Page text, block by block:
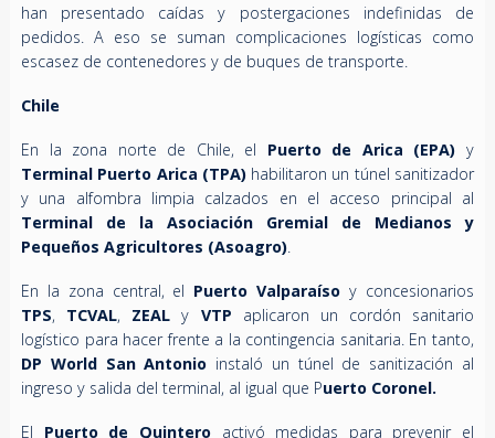
han presentado caídas y postergaciones indefinidas de
pedidos. A eso se suman complicaciones logísticas como
escasez de contenedores y de buques de transporte.
Chile
En la zona norte de Chile, el Puerto de Arica (EPA) y
Terminal Puerto Arica (TPA)habilitaron un túnel sanitizador
y una alfombra limpia calzados en el acceso principal al
Terminal de la Asociación Gremial de Medianos y
Pequeños Agricultores (Asoagro).
En la zona central, el Puerto Valparaíso y concesionarios
TPS, TCVAL, ZEAL y VTP aplicaron un cordón sanitario
logístico para hacer frente a la contingencia sanitaria. En tanto,
DP World San Antonio instaló un túnel de sanitización al
ingreso y salida del terminal, al igual que Puerto Coronel.
El Puerto de Quinteroactivó medidas para prevenir el